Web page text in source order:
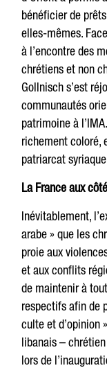
bénéficier de
elles-mêmes.
à l’encontre des
chrétiens et non
Gollnisch s’est
communautés
patrimoine à
richement coloré,
patriarcat
La France aux
Inévitablement,
arabe » que les
proie aux
et aux conflits
de maintenir à
respectifs afin de
culte et d’opinion
libanais –
lors de